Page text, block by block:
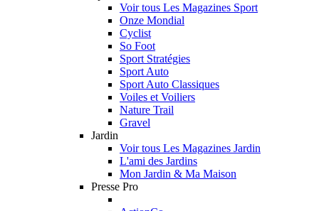
Voir tous Les Magazines Sport
Onze Mondial
Cyclist
So Foot
Sport Stratégies
Sport Auto
Sport Auto Classiques
Voiles et Voiliers
Nature Trail
Gravel
Jardin
Voir tous Les Magazines Jardin
L'ami des Jardins
Mon Jardin & Ma Maison
Presse Pro